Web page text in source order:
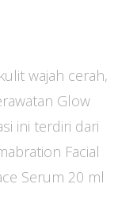
wajah cerah,
Glow
ini terdiri dari
Facial
Serum 20 ml